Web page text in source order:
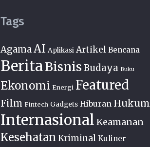
Tags
AgamaAI Aplikasi Artikel Bencana
BeritaBisnis Budaya Buku
Ekonomi Energi Featured
Film Fintech Gadgets Hiburan Hukum
Internasional Keamanan
Kesehatan Kriminal Kuliner